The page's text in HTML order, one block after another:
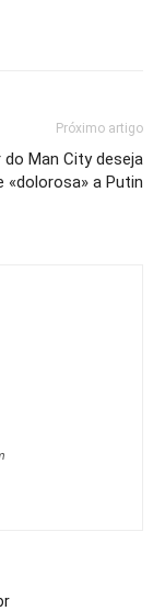
Próximo artigo
Man City deseja
«dolorosa» a Putin